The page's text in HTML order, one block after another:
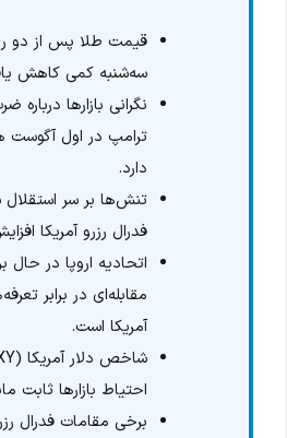
قیمت طلا پس از دو
سه‌شنبه کمی کاهش
نگرانی بازارها درباره
ترامپ در اول آگوست
دارد.
تنش‌ها بر سر
فدرال رزرو آمریکا
اتحادیه اروپا در حال
مقابله‌ای در برابر
آمریکا است.
احتیاط بازارها ثابت
برخی مقامات فدرال